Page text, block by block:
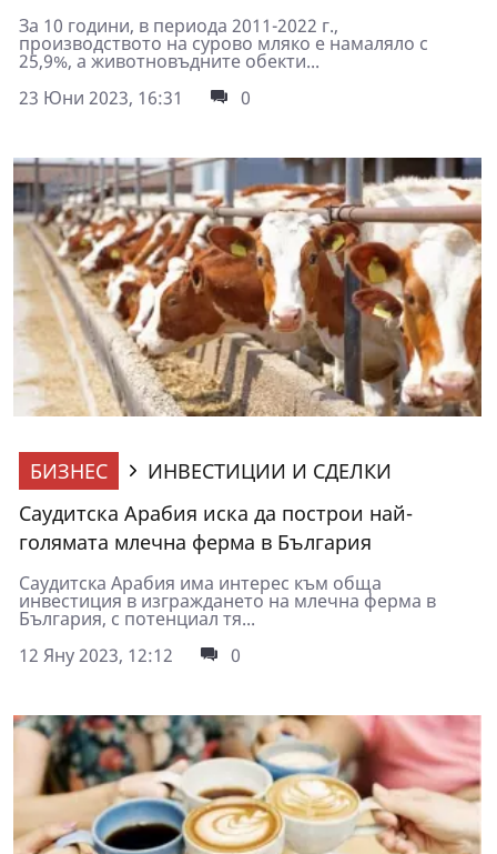
За 10 години, в периода 2011-2022 г.,
производството на сурово мляко е намаляло с
25,9%, а животновъдните обекти...
23 Юни 2023, 16:31
0
БИЗНЕС
ИНВЕСТИЦИИ И СДЕЛКИ
Саудитска Арабия иска да построи най-
голямата млечна ферма в България
Саудитска Арабия има интерес към обща
инвестиция в изграждането на млечна ферма в
България, с потенциал тя...
12 Яну 2023, 12:12
0